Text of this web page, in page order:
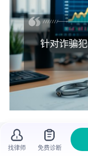
针对诈骗
在生活里，
幸成为了诈骗犯的
找律师 免费诊断